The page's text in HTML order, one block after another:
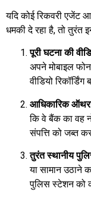
यदि कोई रिकवरी एजेंट
धमकी दे रहा है, तो तुरंत
पूरी घटना की
अपने मोबाइल
वीडियो
आधिकारिक
कि वे बैंक का वह
संपत्ति को जब्त
तुरंत स्थानीय
या सामान उठाने
पुलिस स्टेशन को